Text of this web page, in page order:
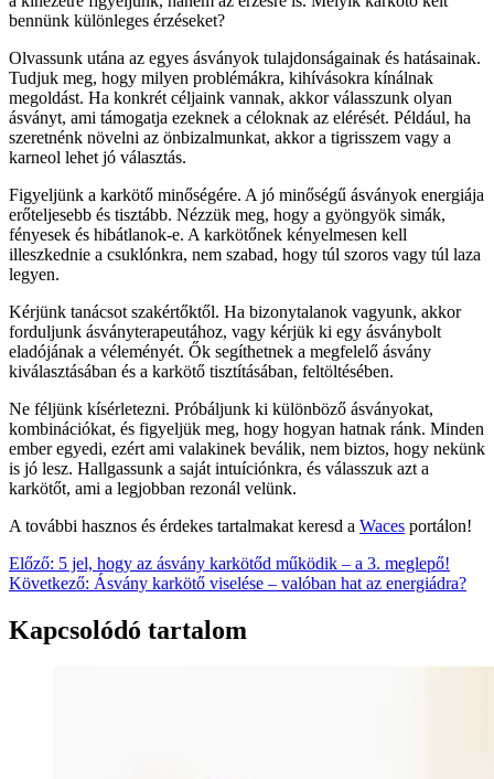
bennünk különleges érzéseket?
Olvassunk utána az egyes ásványok tulajdonságainak és hatásainak.
Tudjuk meg, hogy milyen problémákra, kihívásokra kínálnak
megoldást. Ha konkrét céljaink vannak, akkor válasszunk olyan
ásványt, ami támogatja ezeknek a céloknak az elérését. Például, ha
szeretnénk növelni az önbizalmunkat, akkor a tigrisszem vagy a
karneol lehet jó választás.
Figyeljünk a karkötő minőségére. A jó minőségű ásványok energiája
erőteljesebb és tisztább. Nézzük meg, hogy a gyöngyök simák,
fényesek és hibátlanok-e. A karkötőnek kényelmesen kell
illeszkednie a csuklónkra, nem szabad, hogy túl szoros vagy túl laza
legyen.
Kérjünk tanácsot szakértőktől. Ha bizonytalanok vagyunk, akkor
forduljunk ásványterapeutához, vagy kérjük ki egy ásványbolt
eladójának a véleményét. Ők segíthetnek a megfelelő ásvány
kiválasztásában és a karkötő tisztításában, feltöltésében.
Ne féljünk kísérletezni. Próbáljunk ki különböző ásványokat,
kombinációkat, és figyeljük meg, hogy hogyan hatnak ránk. Minden
ember egyedi, ezért ami valakinek beválik, nem biztos, hogy nekünk
is jó lesz. Hallgassunk a saját intuíciónkra, és válasszuk azt a
karkötőt, ami a legjobban rezonál velünk.
A további hasznos és érdekes tartalmakat keresd a Waces portálon!
Bejegyzés
navigáció
Előző: 5 jel, hogy az ásvány karkötőd működik – a 3. meglepő!
Következő: Ásvány karkötő viselése – valóban hat az energiádra?
Kapcsolódó tartalom